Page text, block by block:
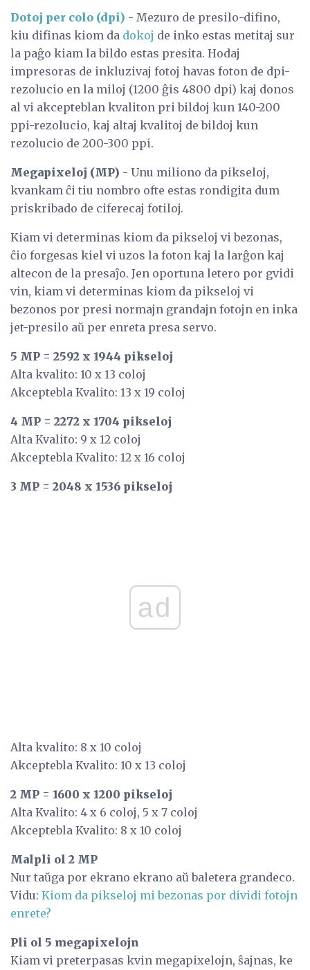
Dotoj per colo (dpi) - Mezuro de presilo-difino,
kiu difinas kiom da dokoj de inko estas metitaj sur
la paĝo kiam la bildo estas presita. Hodaj
impresoras de inkluzivaj fotoj havas foton de dpi-
rezolucio en la miloj (1200 ĝis 4800 dpi) kaj donos
al vi akcepteblan kvaliton pri bildoj kun 140-200
ppi-rezolucio, kaj altaj kvalitoj de bildoj kun
rezolucio de 200-300 ppi.
Megapixeloj (MP) - Unu miliono da pikseloj,
kvankam ĉi tiu nombro ofte estas rondigita dum
priskribado de ciferecaj fotiloj.
Kiam vi determinas kiom da pikseloj vi bezonas,
ĉio forgesas kiel vi uzos la foton kaj la larĝon kaj
altecon de la presaĵo. Jen oportuna letero por gvidi
vin, kiam vi determinas kiom da pikseloj vi
bezonos por presi normajn grandajn fotojn en inka
jet-presilo aŭ per enreta presa servo.
5 MP = 2592 x 1944 pikseloj
Alta kvalito: 10 x 13 coloj
Akceptebla Kvalito: 13 x 19 coloj
4 MP = 2272 x 1704 pikseloj
Alta Kvalito: 9 x 12 coloj
Akceptebla Kvalito: 12 x 16 coloj
3 MP = 2048 x 1536 pikseloj
ad
Alta kvalito: 8 x 10 coloj
Akceptebla Kvalito: 10 x 13 coloj
2 MP = 1600 x 1200 pikseloj
Alta Kvalito: 4 x 6 coloj, 5 x 7 coloj
Akceptebla Kvalito: 8 x 10 coloj
Malpli ol 2 MP
Nur taŭga por ekrano ekrano aŭ baletera grandeco.
Vidu: Kiom da pikseloj mi bezonas por dividi fotojn
enrete?
Pli ol 5 megapixelojn
Kiam vi preterpasas kvin megapixelojn, ŝajnas, ke